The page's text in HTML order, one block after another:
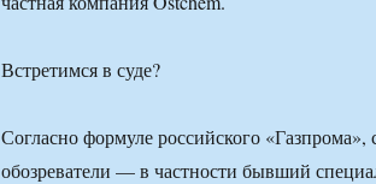
Встретимся в суде?
Согласно формуле российского
обозреватели — в частности бывший